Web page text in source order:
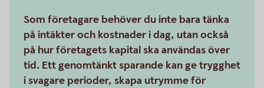
Som företagare behöver du inte bara tänka
på intäkter och kostnader i dag, utan också
på hur företagets kapital ska användas över
tid. Ett genomtänkt sparande kan ge trygghet
i svagare perioder, skapa utrymme för